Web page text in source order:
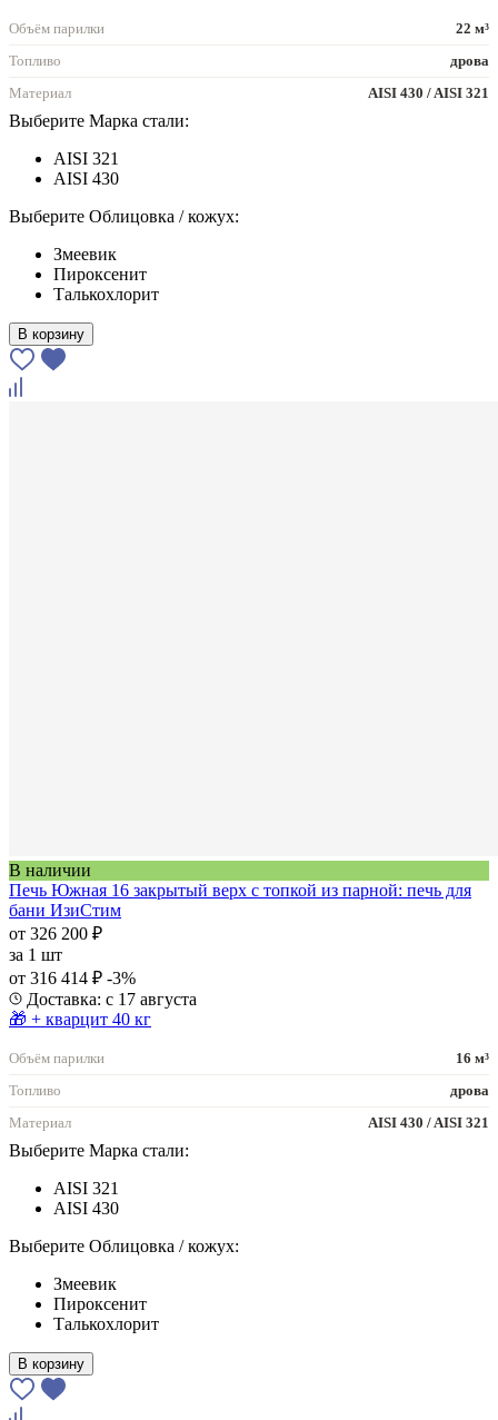
Объём парилки
22 м³
Топливо
дрова
Материал
AISI 430 / AISI 321
Выберите Марка стали:
AISI 321
AISI 430
Выберите Облицовка / кожух:
Змеевик
Пироксенит
Талькохлорит
В корзину
В наличии
Печь Южная 16 закрытый верх с топкой из парной: печь для
бани ИзиСтим
от 326 200 ₽
за 1 шт
от 316 414 ₽ -3%
Доставка: с 17 августа
🎁 + кварцит 40 кг
Объём парилки
16 м³
Топливо
дрова
Материал
AISI 430 / AISI 321
Выберите Марка стали:
AISI 321
AISI 430
Выберите Облицовка / кожух:
Змеевик
Пироксенит
Талькохлорит
В корзину